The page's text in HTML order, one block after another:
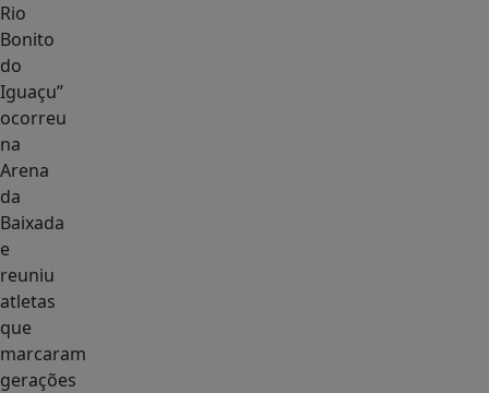
Rio
Bonito
do
Iguaçu”
ocorreu
na
Arena
da
Baixada
e
reuniu
atletas
que
marcaram
gerações